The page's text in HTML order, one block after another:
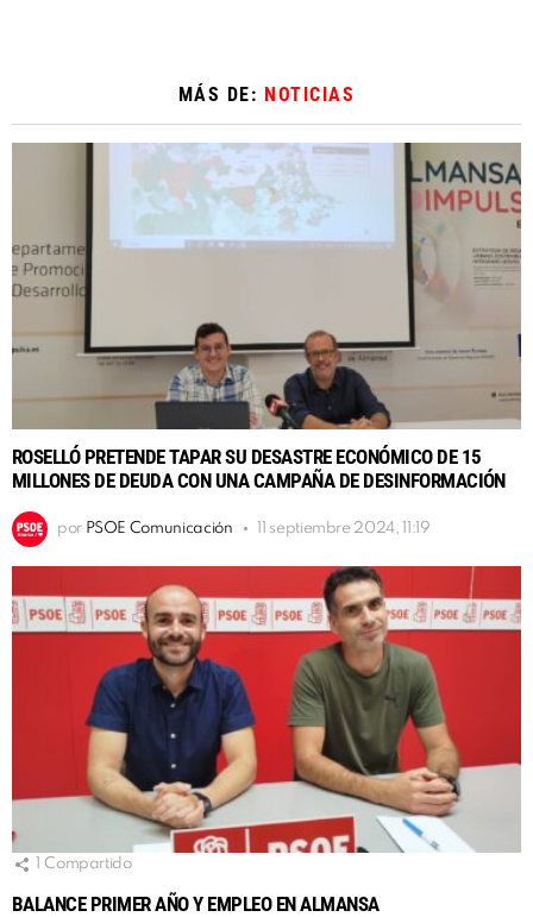
MÁS DE: NOTICIAS
ROSELLÓ PRETENDE TAPAR SU DESASTRE ECONÓMICO DE 15
MILLONES DE DEUDA CON UNA CAMPAÑA DE DESINFORMACIÓN
por PSOE Comunicación 11 septiembre 2024, 11:19
Compartido
BALANCE PRIMER AÑO Y EMPLEO EN ALMANSA